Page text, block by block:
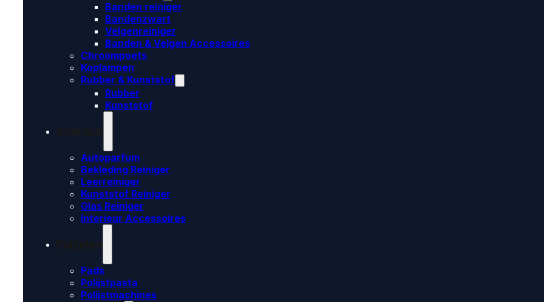
Banden reiniger
Bandenzwart
Velgenreiniger
Banden & Velgen Accessoires
Chroompoets
Koplampen
Rubber & Kunststof
Rubber
Kunststof
Autoparfum
Bekleding Reiniger
Leerreiniger
Kunststof Reiniger
Glas Reiniger
Interieur Accessoires
Pads
Polijstpasta
Polijstmachines